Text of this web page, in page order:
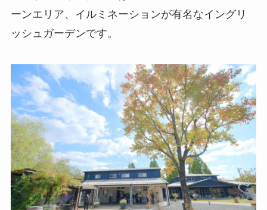
ーンエリア、イルミネーションが有名なイングリ
ッシュガーデンです。